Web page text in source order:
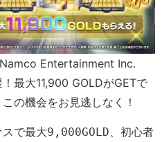
Entertainment Inc.
最大11,900 GOLDがGETで
の機会をお見逃しなく！
で最大9,000GOLD、初心者